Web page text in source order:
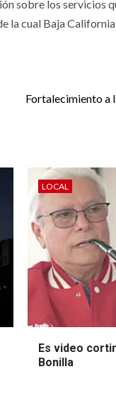
sobre los servicios
la cual Baja
Fortalecimiento a
LOCAL
Es video
Bonilla